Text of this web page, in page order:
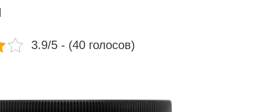
3.9/5 - (40 голосов)